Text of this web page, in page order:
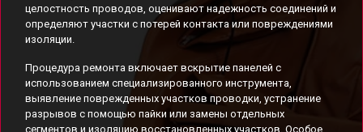
целостность проводов, оценивают надежность соединений и
определяют участки с потерей контакта или повреждениями
изоляции.
Процедура ремонта включает вскрытие панелей с
использованием специализированного инструмента,
выявление поврежденных участков проводки, устранение
разрывов с помощью пайки или замены отдельных
сегментов и изоляцию восстановленных участков. Особое